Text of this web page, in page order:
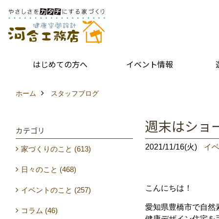
はじめての方へ イベント情報
ホーム スタッフブログ
週末はショ
2021/11/16(火) イ
こんにちは！
愛知県豊橋市で自然
カテゴリ
家づくりのこと (613)
日々のこと (468)
イベントのこと (257)
コラム (46)